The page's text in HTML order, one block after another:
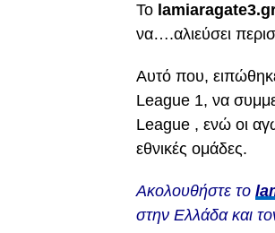
Το
να….αλιεύσει
Αυτό που,
League 1, να
League , ενώ οι
εθνικές ομάδες.
Ακολουθήστε το
στην Ελλάδα και